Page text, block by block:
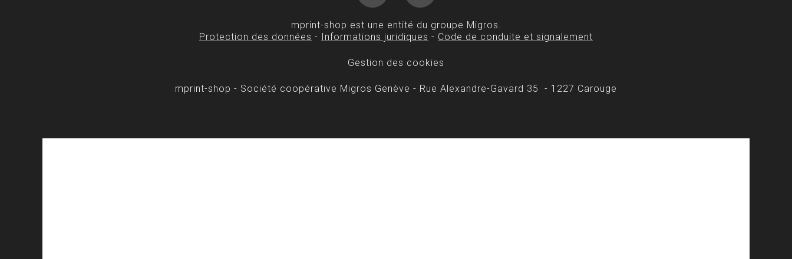
FacebookInstagram
mprint-shop est une entité du groupe Migros.
Protection des données - Informations juridiques - Code de conduite et signalement
Gestion des cookies
mprint-shop - Société coopérative Migros Genève - Rue Alexandre-Gavard 35 - 1227 Carouge